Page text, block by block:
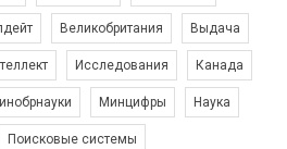
Великобритания Выдача
Исследования Канада
Минцифры Наука
Поисковые системы